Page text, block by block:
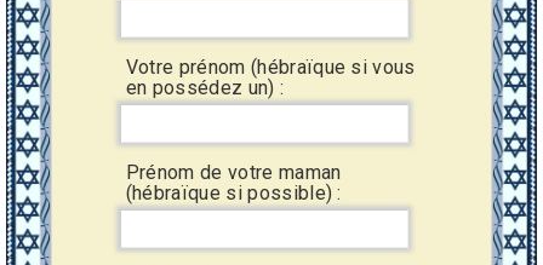
Votre prénom (hébraïque si vous
en possédez un) :
Prénom de votre maman
(hébraïque si possible) :